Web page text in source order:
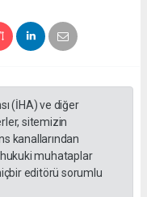
(İHA) ve diğer
sitemizin
kanallarından
muhataplar
editörü sorumlu